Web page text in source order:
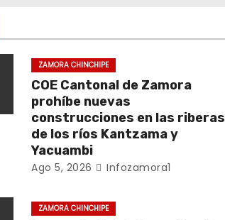
ZAMORA CHINCHIPE
COE Cantonal de Zamora
prohíbe nuevas
construcciones en las riberas
de los ríos Kantzama y
Yacuambi
Ago 5, 2026 Infozamora1
ZAMORA CHINCHIPE